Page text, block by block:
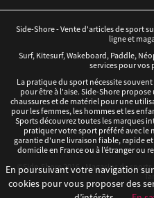
Side-Shore - Vente d'articles de sport
ligne et
Surf, Kitesurf, Wakeboard, Paddle,
services pour vos
La pratique du sport nécessite
pour être à l'aise. Side-Shore
chaussures et de matériel pour une
pour les femmes, les hommes et les
Sports découvrez toutes les marques
pratiquer votre sport préféré avec le
garantie d'une livraison fiable, rapide
domicile en France ou à l’étranger ou
©Side-Shore 2016 - Magasins de
En poursuivant votre navigation
cookies pour vous proposer des